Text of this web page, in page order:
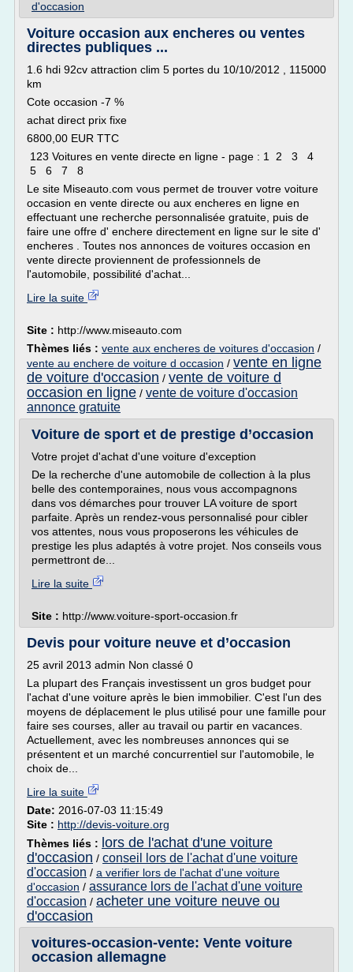
d'occasion
Voiture occasion aux encheres ou ventes
directes publiques ...
1.6 hdi 92cv attraction clim 5 portes du 10/10/2012 , 115000
km
Cote occasion -7 %
achat direct prix fixe
6800,00 EUR TTC
123 Voitures en vente directe en ligne - page : 1 2 3 4
5 6 7 8
Le site Miseauto.com vous permet de trouver votre voiture
occasion en vente directe ou aux encheres en ligne en
effectuant une recherche personnalisée gratuite, puis de
faire une offre d' enchere directement en ligne sur le site d'
encheres . Toutes nos annonces de voitures occasion en
vente directe proviennent de professionnels de
l'automobile, possibilité d'achat...
Lire la suite
Site : http://www.miseauto.com
Thèmes liés : vente aux encheres de voitures d'occasion /
vente au enchere de voiture d occasion / vente en ligne
de voiture d'occasion / vente de voiture d
occasion en ligne / vente de voiture d'occasion
annonce gratuite
Voiture de sport et de prestige d’occasion
Votre projet d'achat d'une voiture d'exception
De la recherche d'une automobile de collection à la plus
belle des contemporaines, nous vous accompagnons
dans vos démarches pour trouver LA voiture de sport
parfaite. Après un rendez-vous personnalisé pour cibler
vos attentes, nous vous proposerons les véhicules de
prestige les plus adaptés à votre projet. Nos conseils vous
permettront de...
Lire la suite
Site : http://www.voiture-sport-occasion.fr
Devis pour voiture neuve et d’occasion
25 avril 2013 admin Non classé 0
La plupart des Français investissent un gros budget pour
l'achat d'une voiture après le bien immobilier. C'est l'un des
moyens de déplacement le plus utilisé pour une famille pour
faire ses courses, aller au travail ou partir en vacances.
Actuellement, avec les nombreuses annonces qui se
présentent et un marché concurrentiel sur l'automobile, le
choix de...
Lire la suite
Date: 2016-07-03 11:15:49
Site : http://devis-voiture.org
Thèmes liés : lors de l'achat d'une voiture
d'occasion / conseil lors de l'achat d'une voiture
d'occasion / a verifier lors de l'achat d'une voiture
d'occasion / assurance lors de l'achat d'une voiture
d'occasion / acheter une voiture neuve ou
d'occasion
voitures-occasion-vente: Vente voiture
occasion allemagne